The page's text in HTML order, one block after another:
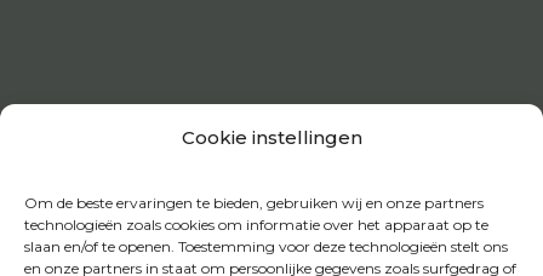
Cookie instellingen
Om de beste ervaringen te bieden, gebruiken wij en onze partners
technologieën zoals cookies om informatie over het apparaat op te
slaan en/of te openen. Toestemming voor deze technologieën stelt ons
en onze partners in staat om persoonlijke gegevens zoals surfgedrag of